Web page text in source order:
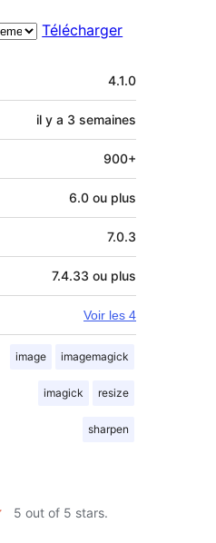
Télécharger
4.1.0
il y a 3 semaines
900+
6.0 ou plus
7.0.3
7.4.33 ou plus
Voir les 4
image imagemagick
imagick resize
sharpen
5 out of 5 stars.